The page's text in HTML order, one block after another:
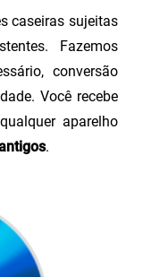
caseiras sujeitas
Fazemos
conversão
Você recebe
aparelho
.